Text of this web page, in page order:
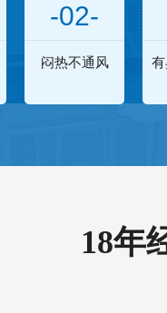
-02-
闷热不通风
18年